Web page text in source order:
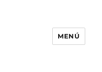
MENÚ